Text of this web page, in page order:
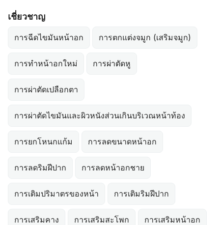
เชี่ยวชาญ
การฉีดไขมันหน้าอก การตกแต่งจมูก (เสริมจมูก)
การทำหน้าอกใหม่ การผ่าตัดหู
การผ่าตัดเปลือกตา
การผ่าตัดไขมันและผิวหนังส่วนเกินบริเวณหน้าท้อง
การยกโหนกแก้ม การลดขนาดหน้าอก
การลดริมฝีปาก การลดหน้าอกชาย
การเติมปริมาตรของหน้า การเติมริมฝีปาก
การเสริมคาง การเสริมสะโพก การเสริมหน้าอก